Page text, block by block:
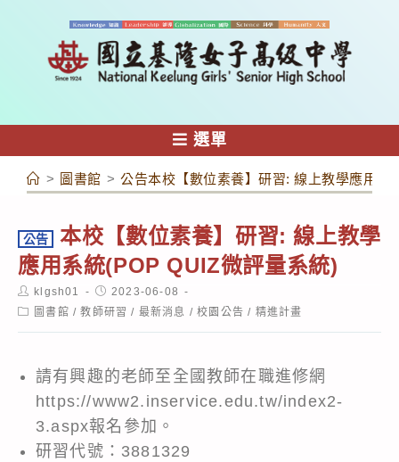
容
選單
> 圖書館 > 公告本校【數位素養】研習: 線上教學應用系
公告
本校【數位素養】研習: 線上教學
應用系統(POP QUIZ微評量系統)
Post
author:
klgsh01
Post
published:
2023-06-08
Post圖書館 / 教師研習 / 最新消息 / 校園公告 / 精進計畫
請有興趣的老師至 全國教師在職進修網
https://www2.inservice.edu.tw/index2-
3.aspx報名參加。
研習代號：3881329